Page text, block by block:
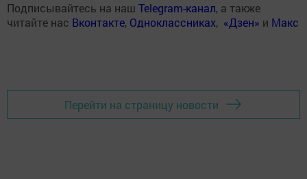
Подписывайтесь на наш Telegram-канал, а также
читайте нас Вконтакте, Одноклассниках, «Дзен» и Макс
Перейти на страницу новости